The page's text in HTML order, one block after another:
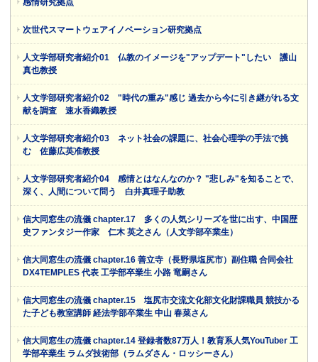
感情研究拠点
次世代スマートウェアイノベーション研究拠点
人文学部研究者紹介01 仏教のイメージを"アップデート"したい 護山
真也教授
人文学部研究者紹介02 "時代の重み"感じ 過去から今に引き継がれる文
献を調査 速水香織教授
人文学部研究者紹介03 ネット社会の課題に、社会心理学の手法で挑
む 佐藤広英准教授
人文学部研究者紹介04 感情とはなんなのか？ "悲しみ"を知ることで、
深く、人間について問う 白井真理子助教
信大同窓生の流儀 chapter.17 多くの人気シリーズを世に出す、中国歴
史ファンタジー作家 仁木 英之さん（人文学部卒業生）
信大同窓生の流儀 chapter.16 善立寺（長野県塩尻市）副住職 合同会社
DX4TEMPLES 代表 工学部卒業生 小路 竜嗣さん
信大同窓生の流儀 chapter.15 塩尻市交流文化部文化財課職員 競技かる
た子ども教室講師 経法学部卒業生 中山 春菜さん
信大同窓生の流儀 chapter.14 登録者数87万人！教育系人気YouTuber 工
学部卒業生 ラムダ技術部（ラムダさん・ロッシーさん）